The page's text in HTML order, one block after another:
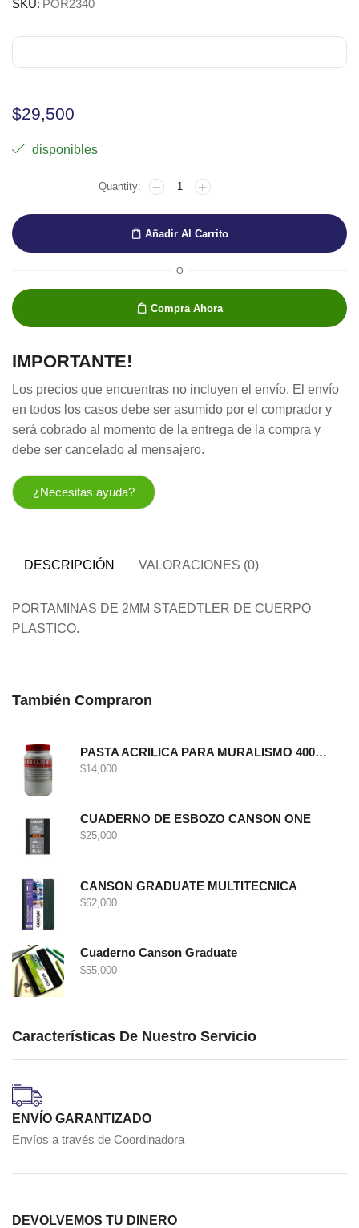
SKU: POR2340
$29,500
disponibles
PORTAMINAS
2MM
STAEDTLER
Añadir Al Carrito
O
Compra Ahora
IMPORTANTE!
Los precios que encuentras no incluyen el envío. El envío
en todos los casos debe ser asumido por el comprador y
será cobrado al momento de la entrega de la compra y
debe ser cancelado al mensajero.
¿Necesitas ayuda?
DESCRIPCIÓN VALORACIONES (0)
PORTAMINAS DE 2MM STAEDTLER DE CUERPO
PLASTICO.
También Compraron
PASTA ACRILICA PARA MURALISMO 400 GRS
$14,000
CUADERNO DE ESBOZO CANSON ONE
$25,000
CANSON GRADUATE MULTITECNICA
$62,000
Cuaderno Canson Graduate
$55,000
Características De Nuestro Servicio
ENVÍO GARANTIZADO
Envíos a través de Coordinadora
DEVOLVEMOS TU DINERO